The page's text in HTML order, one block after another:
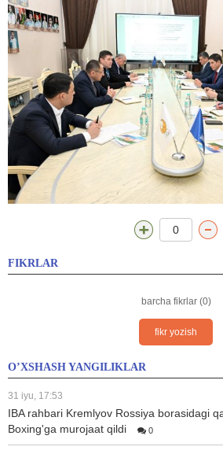
0
FIKRLAR
barcha fikrlar (0)
fikr yozish
O’XSHASH YANGILIKLAR
31 iyu, 17:53
IBA rahbari Kremlyov Rossiya borasidagi
Boxing'ga murojaat qildi
0